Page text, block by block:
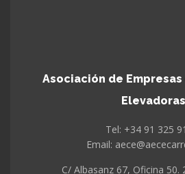
Asociación de
Elevadoras
Tel: +34 91 325
Email:
C/ Albasanz 67, Oficina 50.